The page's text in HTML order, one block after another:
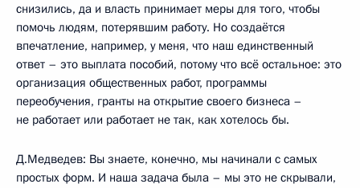
снизились, да и власть принимает меры для того, чтобы
помочь людям, потерявшим работу. Но создаётся
впечатление, например, у меня, что наш единственный
ответ – это выплата пособий, потому что всё остальное: это
организация общественных работ, программы
переобучения, гранты на открытие своего бизнеса –
не работает или работает не так, как хотелось бы.
Д.Медведев: Вы знаете, конечно, мы начинали с самых
простых форм. И наша задача была – мы это не скрывали,